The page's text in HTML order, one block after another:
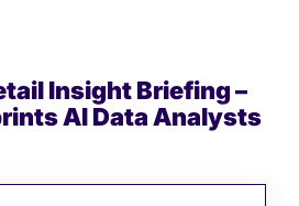
Insight Briefing –
AI Data Analysts